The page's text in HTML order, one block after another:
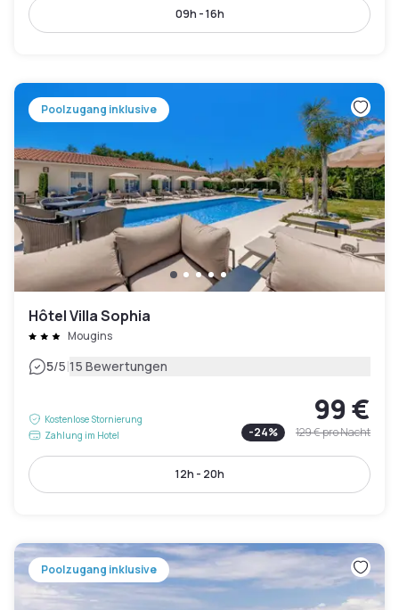
09h - 16h
Poolzugang inklusive
Hôtel Villa Sophia
Mougins
5/5|15 Bewertungen
Kostenlose Stornierung
Zahlung im Hotel
99 €
-24% 129 €pro Nacht
12h - 20h
Poolzugang inklusive